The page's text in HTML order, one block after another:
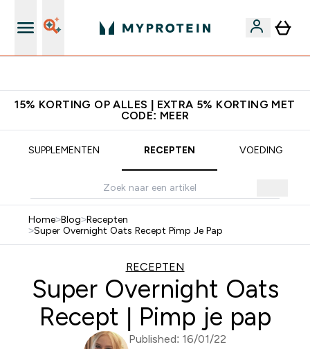
15% KORTING OP ALLES | EXTRA 5% KORTING MET
CODE: MEER
SUPPLEMENTEN RECEPTEN VOEDING
Home>Blog>Recepten
>Super Overnight Oats Recept Pimp Je Pap
RECEPTEN
Super Overnight Oats
Recept | Pimp je pap
Published: 16/01/22